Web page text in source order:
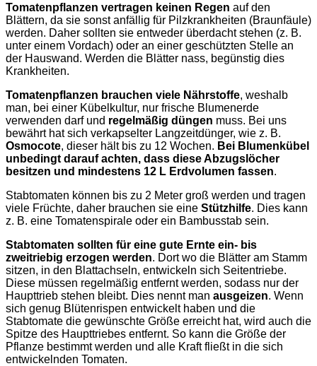
Tomatenpflanzen vertragen keinen Regen auf den
Blättern, da sie sonst anfällig für Pilzkrankheiten (Braunfäule)
werden. Daher sollten sie entweder überdacht stehen (z. B.
unter einem Vordach) oder an einer geschützten Stelle an
der Hauswand. Werden die Blätter nass, begünstig dies
Krankheiten.
Tomatenpflanzen brauchen viele Nährstoffe, weshalb
man, bei einer Kübelkultur, nur frische Blumenerde
verwenden darf und regelmäßig düngen muss. Bei uns
bewährt hat sich verkapselter Langzeitdünger, wie z. B.
Osmocote, dieser hält bis zu 12 Wochen. Bei Blumenkübel
unbedingt darauf achten, dass diese Abzugslöcher
besitzen und mindestens 12 L Erdvolumen fassen.
Stabtomaten können bis zu 2 Meter groß werden und tragen
viele Früchte, daher brauchen sie eine Stützhilfe. Dies kann
z. B. eine Tomatenspirale oder ein Bambusstab sein.
Stabtomaten sollten für eine gute Ernte ein- bis
zweitriebig erzogen werden. Dort wo die Blätter am Stamm
sitzen, in den Blattachseln, entwickeln sich Seitentriebe.
Diese müssen regelmäßig entfernt werden, sodass nur der
Haupttrieb stehen bleibt. Dies nennt man ausgeizen. Wenn
sich genug Blütenrispen entwickelt haben und die
Stabtomate die gewünschte Größe erreicht hat, wird auch die
Spitze des Haupttriebes entfernt. So kann die Größe der
Pflanze bestimmt werden und alle Kraft fließt in die sich
entwickelnden Tomaten.